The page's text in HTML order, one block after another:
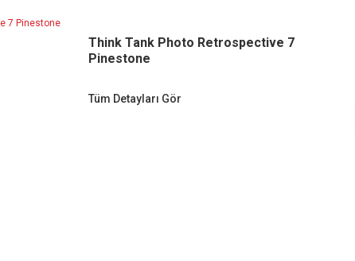
Think Tank Photo Retrospective 7
Pinestone
Tüm Detayları Gör